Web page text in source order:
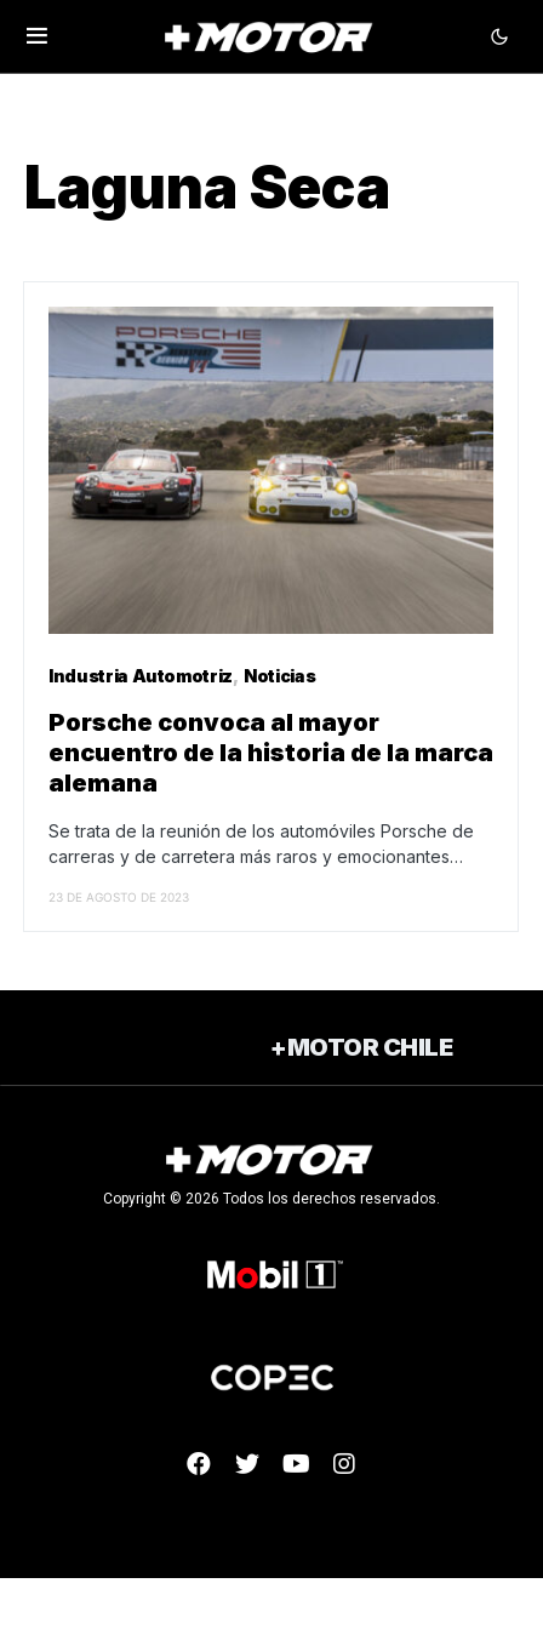
Laguna Seca
Industria Automotriz Noticias
Porsche convoca al mayor
encuentro de la historia de la marca
alemana
Se trata de la reunión de los automóviles Porsche de
carreras y de carretera más raros y emocionantes…
23 DE AGOSTO DE 2023
+MOTOR CHILE
Copyright © 2026 Todos los derechos reservados.